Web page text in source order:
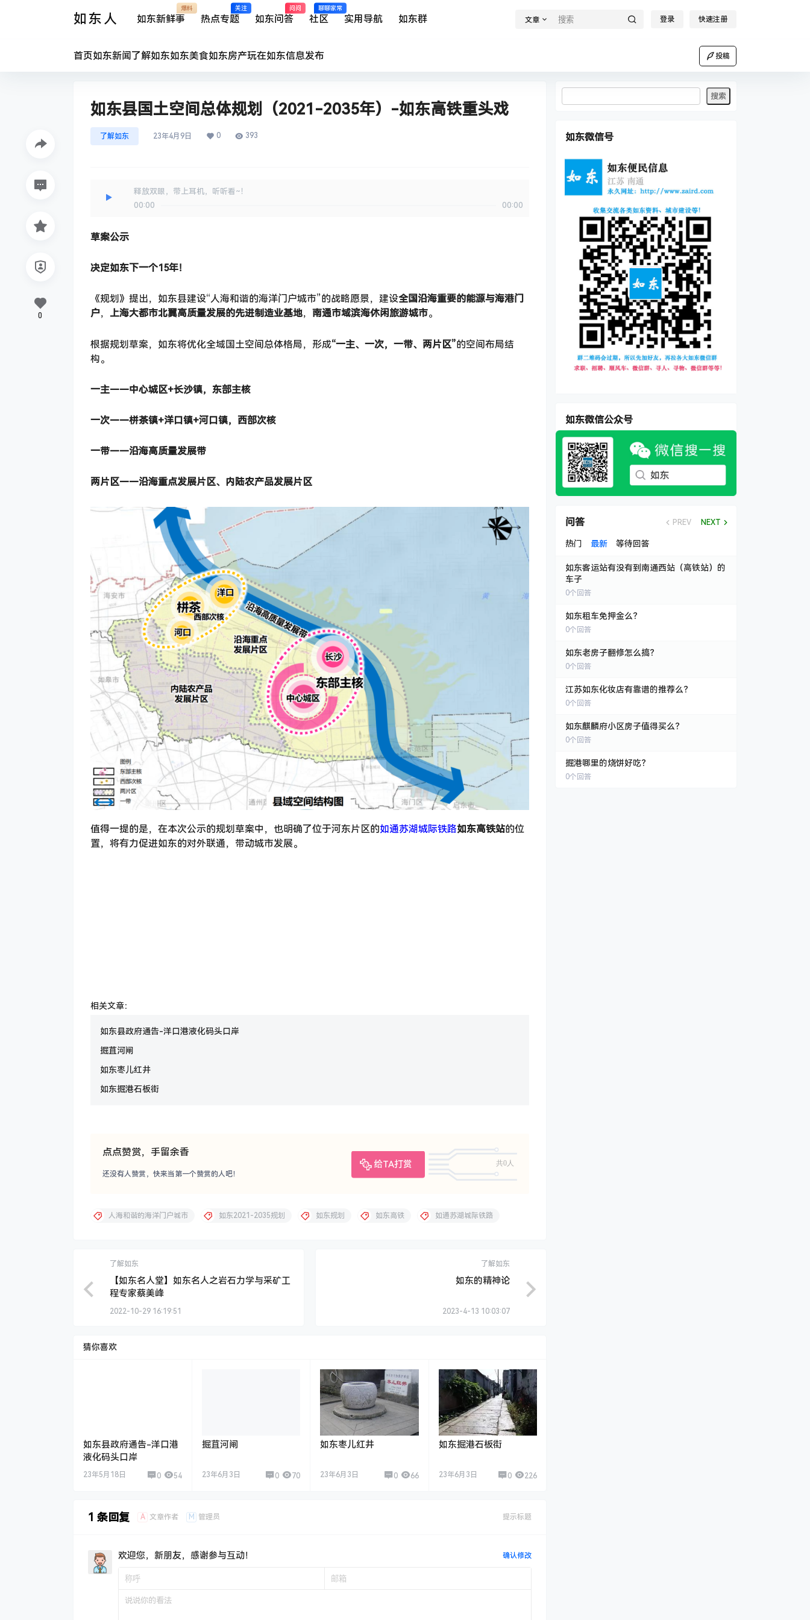
如东人 如东新鲜事
爆料
热点专题
关注
如东问答
问问
社区
聊聊家常
实用导航 如东群 文章 登录 快速注册
首页如东新闻 了解如东如东美食如东房产玩在如东信息发布 投稿
如东县国土空间总体规划（2021-2035年）-如东高铁重头戏
了解如东 23年4月9日 0 393
释放双眼，带上耳机，听听看~！
00:00
00:00
草案公示
决定如东下一个15年！
《规划》提出，如东县建设“人海和谐的海洋门户城市”的战略愿景，建设全国沿海重要的能源与海港门
户， 上海大都市北翼高质量发展的先进制造业基地， 南通市域滨海休闲旅游城市。
根据规划草案，如东将优化全域国土空间总体格局，形成“一主、一次，一带、两片区”的空间布局结
构。
一主——中心城区+长沙镇，东部主核
一次——栟茶镇+洋口镇+河口镇，西部次核
一带——沿海高质量发展带
两片区——沿海重点发展片区、内陆农产品发展片区
值得一提的是，在本次公示的规划草案中，也明确了位于河东片区的如通苏湖城际铁路如东高铁站的位
置，将有力促进如东的对外联通，带动城市发展。
相关文章：
如东县政府通告-洋口港液化码头口岸
掘苴河闸
如东枣儿红井
如东掘港石板街
点点赞赏，手留余香
给TA打赏
共0人
还没有人赞赏，快来当第一个赞赏的人吧！
0
人海和谐的海洋门户城市 如东2021-2035规划 如东规划 如东高铁 如通苏湖城际铁路
了解如东
【如东名人堂】如东名人之岩石力学与采矿工
程专家蔡美峰
2022-10-29 16:19:51
了解如东
如东的精神论
2023-4-13 10:03:07
猜你喜欢
如东县政府通告-洋口港
液化码头口岸
23年5月18日 0 54
掘苴河闸
23年6月3日 0 70
如东枣儿红井
23年6月3日 0 66
如东掘港石板街
23年6月3日 0 226
1 条回复 A 文章作者 M 管理员 提示标题
欢迎您，新朋友，感谢参与互动！ 确认修改
如东微信号
如东微信公众号
问答 PREV NEXT
热门 最新 等待回答
如东客运站有没有到南通西站（高铁站）的
车子
0个回答
如东租车免押金么？
0个回答
如东老房子翻修怎么搞？
0个回答
江苏如东化妆店有靠谱的推荐么？
0个回答
如东麒麟府小区房子值得买么？
0个回答
掘港哪里的烧饼好吃？
0个回答